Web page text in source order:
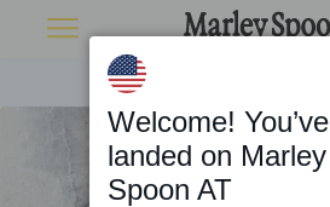
Welcome! You’ve
landed on Marley
Spoon AT